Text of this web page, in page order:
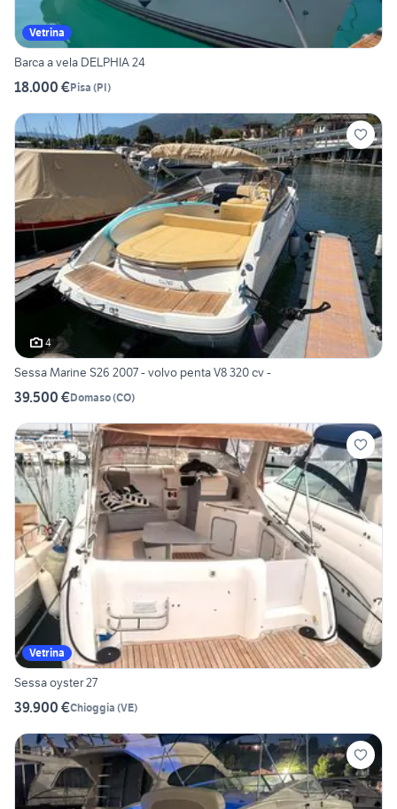
Vetrina
Barca a vela DELPHIA 24
18.000 €Pisa (PI)
4
Sessa Marine S26 2007 - volvo penta V8 320 cv -
39.500 €Domaso(CO)
Vetrina
Sessa oyster 27
39.900 €Chioggia (VE)